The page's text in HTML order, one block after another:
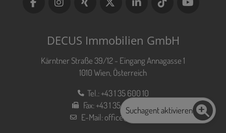
DECUS Immobilien GmbH
Kärntner Straße 39/12 - Eingang Annagasse 1
1010 Wien, Österreich
Tel.:+43 1 35 600 10
Fax:+43 1 35 600 10 80
E-Mail:office@decus.at
Suchagent aktivieren